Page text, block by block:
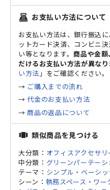
point_of_sale お支払い方法について
お支払い方法は、銀行振込
ットカード決済、コンビニ
い等となります。商品や金
だけるお支払い方法が異な
い方法 」をご確認ください。
→ ご購入までの流れ
→代金のお支払い方法
→ 商品の返品について
view_carousel 類似商品を見つける
大分類： オフィスアクセサ
中分類： グリーンパーテー
テーマ： シンプル・ベーシッ
シーン： 執務スペース・ワー